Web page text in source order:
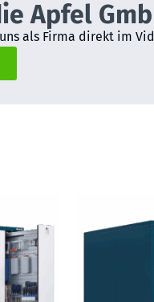
Apfel
als Firma direkt im